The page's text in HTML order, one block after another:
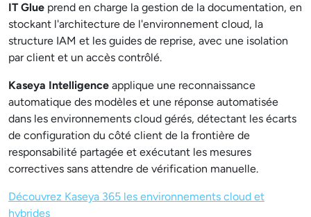
IT Glue prend en charge la gestion de la documentation, en
stockant l'architecture de l'environnement cloud, la
structure IAM et les guides de reprise, avec une isolation
par client et un accès contrôlé.
Kaseya Intelligence applique une reconnaissance
automatique des modèles et une réponse automatisée
dans les environnements cloud gérés, détectant les écarts
de configuration du côté client de la frontière de
responsabilité partagée et exécutant les mesures
correctives sans attendre de vérification manuelle.
Découvrez Kaseya 365 les environnements cloud et
hybrides